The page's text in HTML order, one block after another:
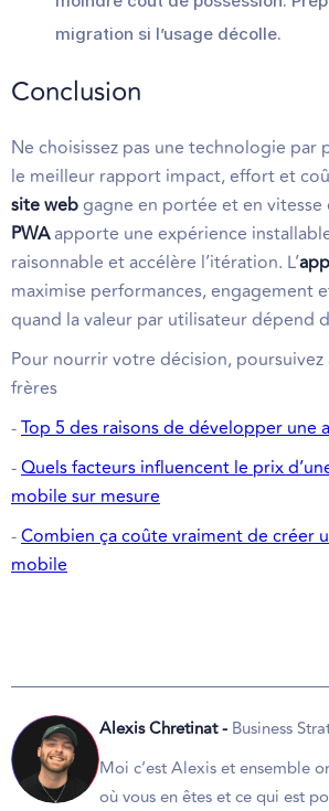
migration si l’usage décolle.
Conclusion
Ne choisissez pas une technologie par
le meilleur rapport impact, effort et
site webgagne en portée et en
PWAapporte une expérience
raisonnable et accélère l’itération. L’
maximise performances, engagement
quand la valeur par utilisateur dépend
Pour nourrir votre décision, poursuivez
frères
-Top 5 des raisons de développer une
-Quels facteurs influencent le prix
mobile sur mesure
-Combien ça coûte vraiment de créer
mobile
Alexis Chretinat - Business
Moi c’est Alexis et ensemble
où vous en êtes et ce qui est